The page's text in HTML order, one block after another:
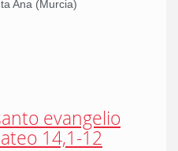
Ana (Murcia)
evangelio
14,1-12